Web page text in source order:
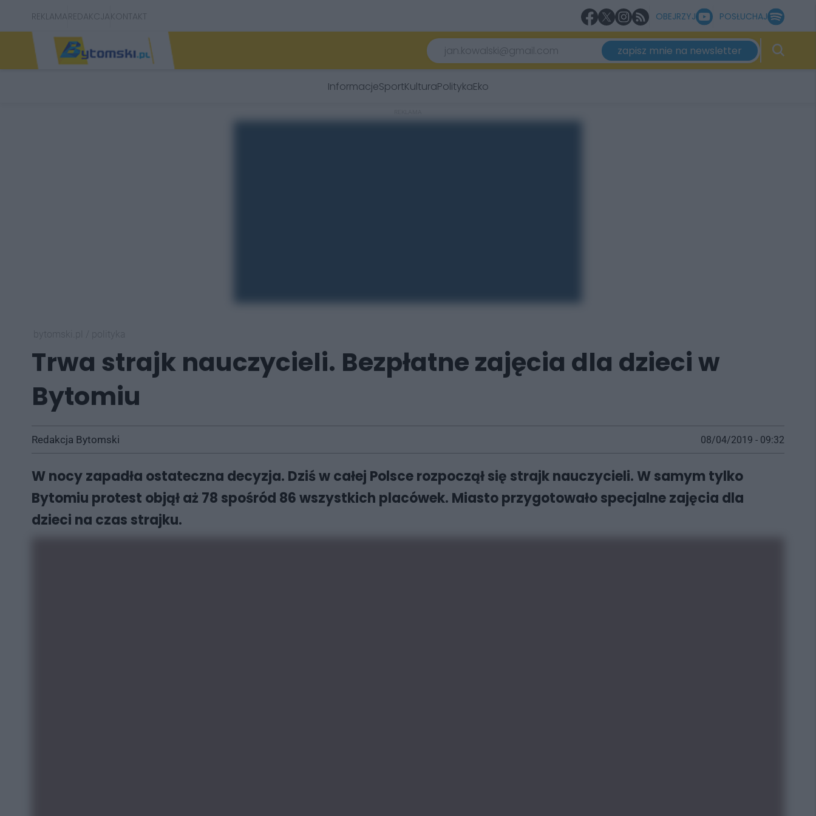
REKLAMAREDAKCJAKONTAKT OBEJRZYJ POSŁUCHAJ
zapisz mnie na newsletter
InformacjeSportKulturaPolitykaEko
Trwa strajk nauczycieli. Bezpłatne zajęcia dla dzieci w
Bytomiu
Redakcja Bytomski 08/04/2019 - 09:32
W nocy zapadła ostateczna decyzja. Dziś w całej Polsce rozpoczął się strajk nauczycieli. W samym tylko
Bytomiu protest objął aż 78 spośród 86 wszystkich placówek. Miasto przygotowało specjalne zajęcia dla
dzieci na czas strajku.